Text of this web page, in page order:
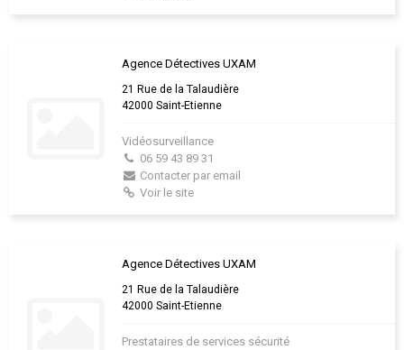
Agence Détectives UXAM
21 Rue de la Talaudière
42000 Saint-Etienne
Vidéosurveillance
06 59 43 89 31
Contacter par email
Voir le site
Agence Détectives UXAM
21 Rue de la Talaudière
42000 Saint-Etienne
Prestataires de services sécurité